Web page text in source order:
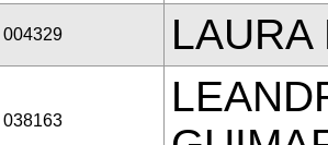
004329 LAURA
038163